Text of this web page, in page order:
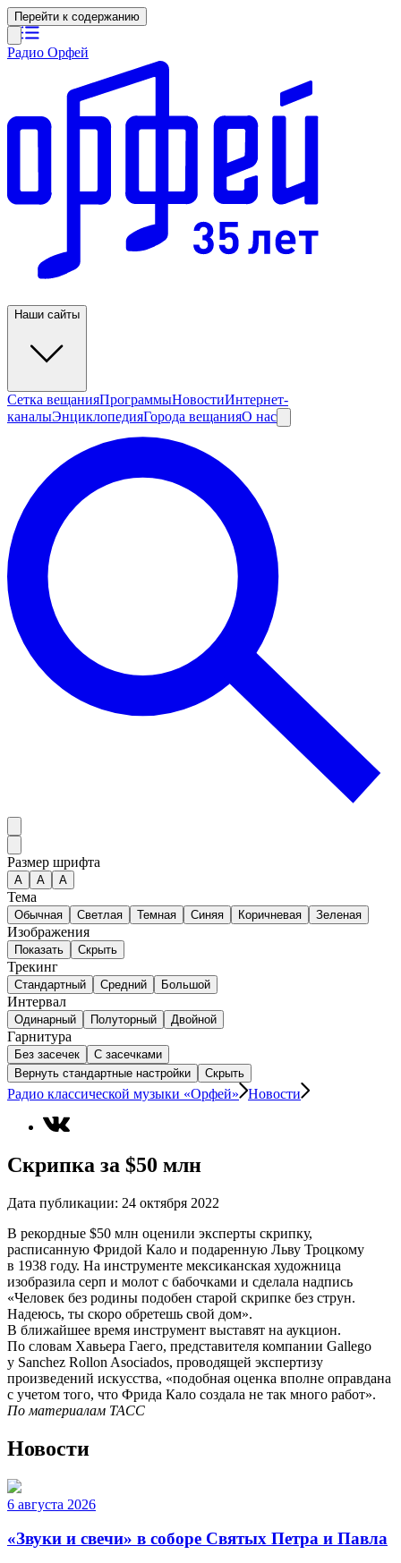
Перейти к содержанию
Радио Орфей
Наши сайты
Сетка вещанияПрограммыНовостиИнтернет-
каналыЭнциклопедияГорода вещанияО нас
Размер шрифта
А A A
Тема
Обычная Светлая Темная Синяя Коричневая Зеленая
Изображения
Показать Скрыть
Трекинг
Стандартный Средний Большой
Интервал
Одинарный Полуторный Двойной
Гарнитура
Без засечек
С засечками
Вернуть стандартные настройки
Скрыть
Радио классической музыки «Орфей» Новости
Скрипка за $50 млн
Дата публикации: 24 октября 2022
В рекордные $50 млн оценили эксперты скрипку,
расписанную Фридой Кало и подаренную Льву Троцкому
в 1938 году. На инструменте мексиканская художница
изобразила серп и молот с бабочками и сделала надпись
«Человек без родины подобен старой скрипке без струн.
Надеюсь, ты скоро обретешь свой дом».
В ближайшее время инструмент выставят на аукцион.
По словам Хавьера Гаего, представителя компании Gallego
y Sanchez Rollon Asociados, проводящей экспертизу
произведений искусства, «подобная оценка вполне оправдана
с учетом того, что Фрида Кало создала не так много работ».
По материалам ТАСС
Новости
6 августа 2026
«Звуки и свечи» в соборе Святых Петра и Павла